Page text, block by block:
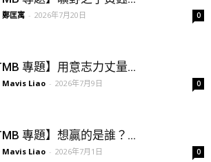
鄭匡寓 - 2026年7月20日 0
專題】用意志力丈量...
Mavis Liao - 2026年7月9日 0
專題】想贏的是誰？...
Mavis Liao - 2026年7月1日 0